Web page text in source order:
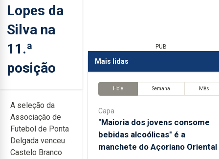
Lopes da
Silva na
11.ª
posição
A seleção da
Associação de
Futebol de Ponta
Delgada venceu
Castelo Branco
PUB
Mais lidas
Hoje Semana Mês
Capa
"Maioria dos jovens consome
bebidas alcoólicas" é a
manchete do Açoriano Oriental